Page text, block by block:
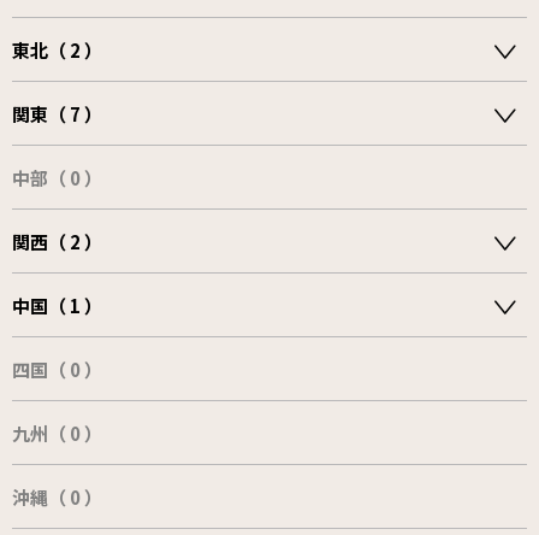
東北（ 2 ）
関東（ 7 ）
中部（ 0 ）
関西（ 2 ）
中国（ 1 ）
四国（ 0 ）
九州（ 0 ）
沖縄（ 0 ）